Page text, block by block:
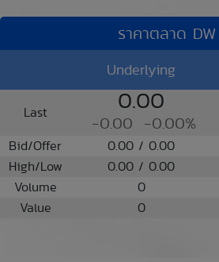
ราคาตลาด DW
Underlying
Last 0.00
-0.00 -0.00%
Bid/Offer 0.00 / 0.00
High/Low
0.00 / 0.00
Volume
0
Value
0